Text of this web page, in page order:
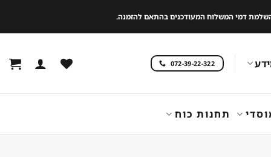
דמי המשלוח המעודכנים בהתאם להזמנה.
072-39-22-322
תחנות כוח